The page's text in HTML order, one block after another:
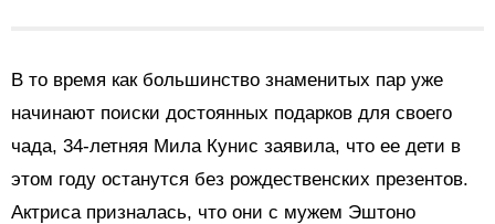
В то время как большинство знаменитых пар уже
начинают поиски достоянных подарков для своего
чада, 34-летняя Мила Кунис заявила, что ее дети в
этом году останутся без рождественских презентов.
Актриса призналась, что они с мужем Эштоно